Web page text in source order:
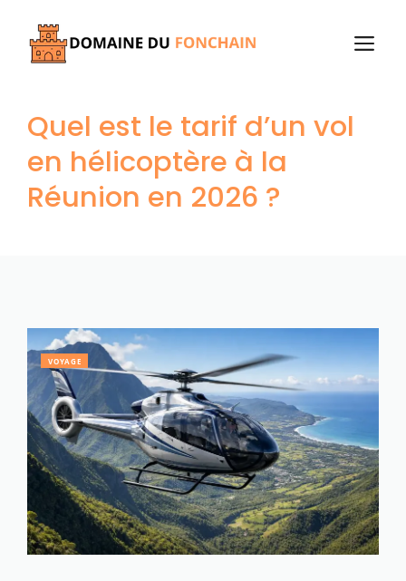
contenu
Quel est le tarif d’un vol
en hélicoptère à la
Réunion en 2026 ?
VOYAGE